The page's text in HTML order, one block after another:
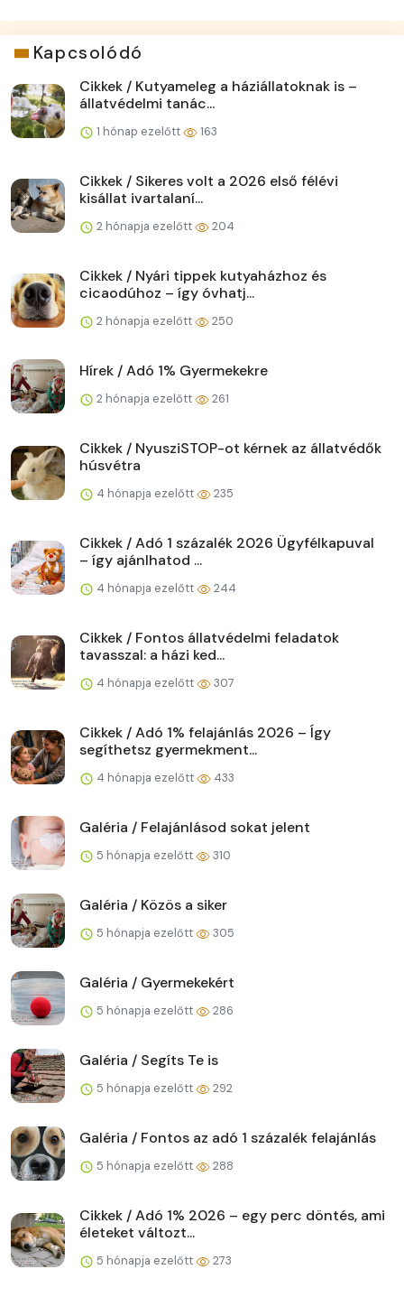
Kapcsolódó
Cikkek / Kutyameleg a háziállatoknak is –
állatvédelmi tanác...
1 hónap ezelőtt 163
Cikkek / Sikeres volt a 2026 első félévi
kisállat ivartalaní...
2 hónapja ezelőtt 204
Cikkek / Nyári tippek kutyaházhoz és
cicaodúhoz – így óvhatj...
2 hónapja ezelőtt 250
Hírek / Adó 1% Gyermekekre
2 hónapja ezelőtt 261
Cikkek / NyusziSTOP-ot kérnek az állatvédők
húsvétra
4 hónapja ezelőtt 235
Cikkek / Adó 1 százalék 2026 Ügyfélkapuval
– így ajánlhatod ...
4 hónapja ezelőtt 244
Cikkek / Fontos állatvédelmi feladatok
tavasszal: a házi ked...
4 hónapja ezelőtt 307
Cikkek / Adó 1% felajánlás 2026 – Így
segíthetsz gyermekment...
4 hónapja ezelőtt 433
Galéria / Felajánlásod sokat jelent
5 hónapja ezelőtt 310
Galéria / Közös a siker
5 hónapja ezelőtt 305
Galéria / Gyermekekért
5 hónapja ezelőtt 286
Galéria / Segíts Te is
5 hónapja ezelőtt 292
Galéria / Fontos az adó 1 százalék felajánlás
5 hónapja ezelőtt 288
Cikkek / Adó 1% 2026 – egy perc döntés, ami
életeket változt...
5 hónapja ezelőtt 273